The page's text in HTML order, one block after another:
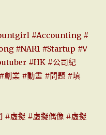
#Accounting #
#NAR1 #Startup #V
#HK #公司紀
#創業 #動畫 #問題 #填
#虛擬 #虛擬偶像 #虛擬